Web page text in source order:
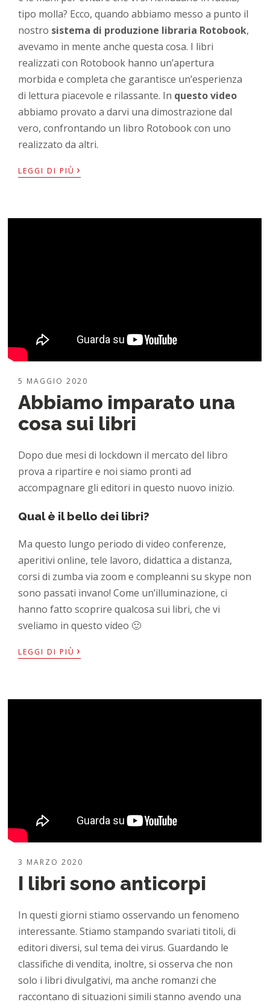
tipo molla? Ecco, quando abbiamo messo a punto il
nostro sistema di produzione libraria Rotobook,
avevamo in mente anche questa cosa. I libri
realizzati con Rotobook hanno un’apertura
morbida e completa che garantisce un’esperienza
di lettura piacevole e rilassante. In questo video
abbiamo provato a darvi una dimostrazione dal
vero, confrontando un libro Rotobook con uno
realizzato da altri.
LEGGI DI PIÙ ›
5 MAGGIO 2020
Abbiamo imparato una
cosa sui libri
Dopo due mesi di lockdown il mercato del libro
prova a ripartire e noi siamo pronti ad
accompagnare gli editori in questo nuovo inizio.
Qual è il bello dei libri?
Ma questo lungo periodo di video conferenze,
aperitivi online, tele lavoro, didattica a distanza,
corsi di zumba via zoom e compleanni su skype non
sono passati invano! Come un’illuminazione, ci
hanno fatto scoprire qualcosa sui libri, che vi
sveliamo in questo video 🙂
LEGGI DI PIÙ ›
3 MARZO 2020
I libri sono anticorpi
In questi giorni stiamo osservando un fenomeno
interessante. Stiamo stampando svariati titoli, di
editori diversi, sul tema dei virus. Guardando le
classifiche di vendita, inoltre, si osserva che non
solo i libri divulgativi, ma anche romanzi che
raccontano di situazioni simili stanno avendo una